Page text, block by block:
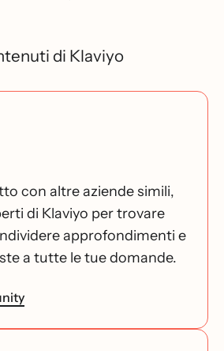
di Klaviyo
con altre aziende simili,
di Klaviyo per trovare
approfondimenti e
a tutte le tue domande.